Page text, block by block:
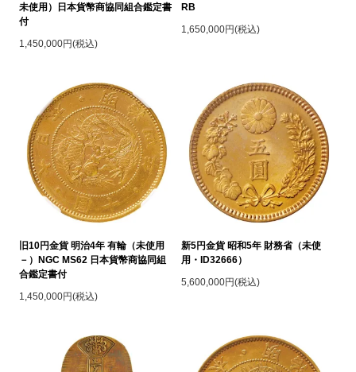
未使用）日本貨幣商協同組合鑑定書
付
1,450,000円(税込)
RB
1,650,000円(税込)
旧10円金貨 明治4年 有輪（未使用
－）NGC MS62 日本貨幣商協同組
合鑑定書付
1,450,000円(税込)
新5円金貨 昭和5年 財務省（未使
用・ID32666）
5,600,000円(税込)